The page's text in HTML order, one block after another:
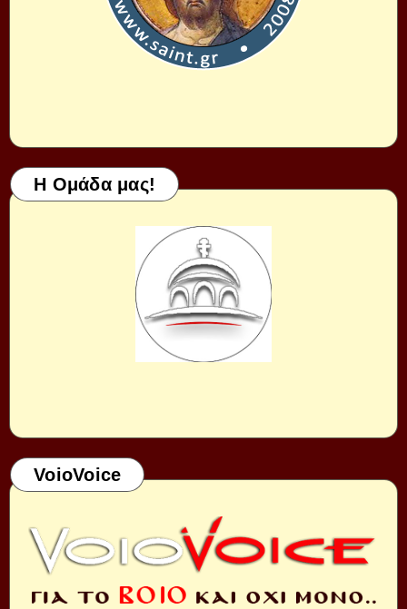
Η Ομάδα μας!
VoioVoice